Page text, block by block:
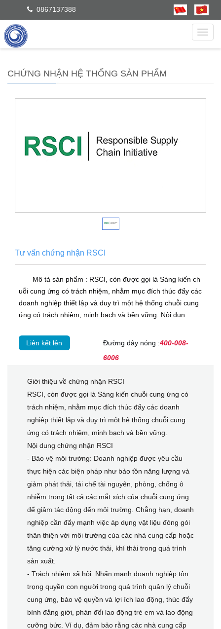
0867137388
dẫn
CHỨNG NHẬN HỆ THỐNG SẢN PHẨM
Tư vấn chứng nhận RSCI
Mô tả sản phẩm : RSCI, còn được gọi là Sáng kiến ch
uỗi cung ứng có trách nhiệm, nhằm mục đích thúc đẩy các
doanh nghiệp thiết lập và duy trì một hệ thống chuỗi cung
ứng có trách nhiệm, minh bạch và bền vững. Nội dun
Liên kết lên Đường dây nóng :400-008-
6006
Giới thiệu về chứng nhận RSCI
RSCI, còn được gọi là Sáng kiến chuỗi cung ứng có
trách nhiệm, nhằm mục đích thúc đẩy các doanh
nghiệp thiết lập và duy trì một hệ thống chuỗi cung
ứng có trách nhiệm, minh bạch và bền vững.
Nội dung chứng nhận RSCI
- Bảo vệ môi trường: Doanh nghiệp được yêu cầu
thực hiện các biện pháp như bảo tồn năng lượng và
giảm phát thải, tái chế tài nguyên, phòng, chống ô
nhiễm trong tất cả các mắt xích của chuỗi cung ứng
để giảm tác động đến môi trường. Chẳng hạn, doanh
nghiệp cần đẩy mạnh việc áp dụng vật liệu đóng gói
thân thiện với môi trường của các nhà cung cấp hoặc
tăng cường xử lý nước thải, khí thải trong quá trình
sản xuất.
- Trách nhiệm xã hội: Nhấn mạnh doanh nghiệp tôn
trọng quyền con người trong quá trình quản lý chuỗi
cung ứng, bảo vệ quyền và lợi ích lao động, thúc đẩy
bình đẳng giới, phản đối lao động trẻ em và lao động
cưỡng bức. Ví dụ, đảm bảo rằng các nhà cung cấp